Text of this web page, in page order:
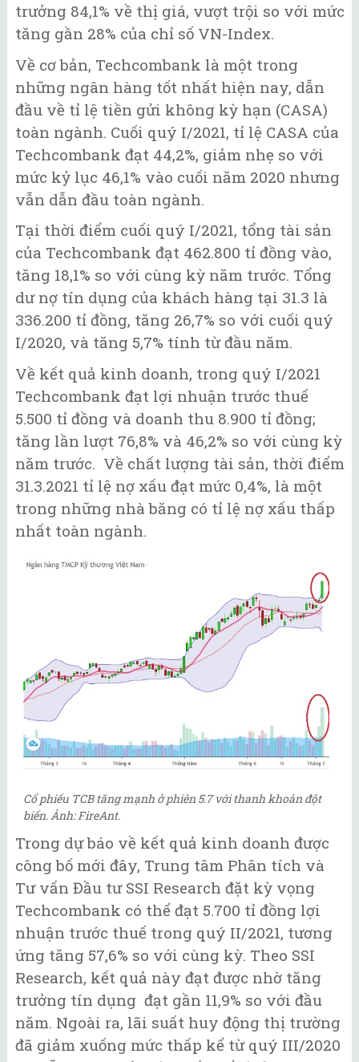
trưởng 84,1% về thị giá, vượt trội so với mức
tăng gần 28% của chỉ số VN-Index.
Về cơ bản, Techcombank là một trong
những ngân hàng tốt nhất hiện nay, dẫn
đầu về tỉ lệ tiền gửi không kỳ hạn (CASA)
toàn ngành. Cuối quý I/2021, tỉ lệ CASA của
Techcombank đạt 44,2%, giảm nhẹ so với
mức kỷ lục 46,1% vào cuối năm 2020 nhưng
vẫn dẫn đầu toàn ngành.
Tại thời điểm cuối quý I/2021, tổng tài sản
của Techcombank đạt 462.800 tỉ đồng vào,
tăng 18,1% so với cùng kỳ năm trước. Tổng
dư nợ tín dụng của khách hàng tại 31.3 là
336.200 tỉ đồng, tăng 26,7% so với cuối quý
I/2020, và tăng 5,7% tính từ đầu năm.
Về kết quả kinh doanh, trong quý I/2021
Techcombank đạt lợi nhuận trước thuế
5.500 tỉ đồng và doanh thu 8.900 tỉ đồng;
tăng lần lượt 76,8% và 46,2% so với cùng kỳ
năm trước. Về chất lượng tài sản, thời điểm
31.3.2021 tỉ lệ nợ xấu đạt mức 0,4%, là một
trong những nhà băng có tỉ lệ nợ xấu thấp
nhất toàn ngành.
Cổ phiếu TCB tăng mạnh ở phiên 5.7 với thanh khoản đột
biến. Ảnh: FireAnt.
Trong dự báo về kết quả kinh doanh được
công bố mới đây, Trung tâm Phân tích và
Tư vấn Đầu tư SSI Research đặt kỳ vọng
Techcombank có thể đạt 5.700 tỉ đồng lợi
nhuận trước thuế trong quý II/2021, tương
ứng tăng 57,6% so với cùng kỳ. Theo SSI
Research, kết quả này đạt được nhờ tăng
trưởng tín dụng đạt gần 11,9% so với đầu
năm. Ngoài ra, lãi suất huy động thị trường
đã giảm xuống mức thấp kể từ quý III/2020